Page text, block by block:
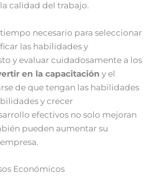
calidad del trabajo.
necesario para seleccionar
las habilidades y
y evaluar cuidadosamente a los
en la capacitación y el
de que tengan las habilidades
y crecer
efectivos no solo mejoran
pueden aumentar su
Económicos